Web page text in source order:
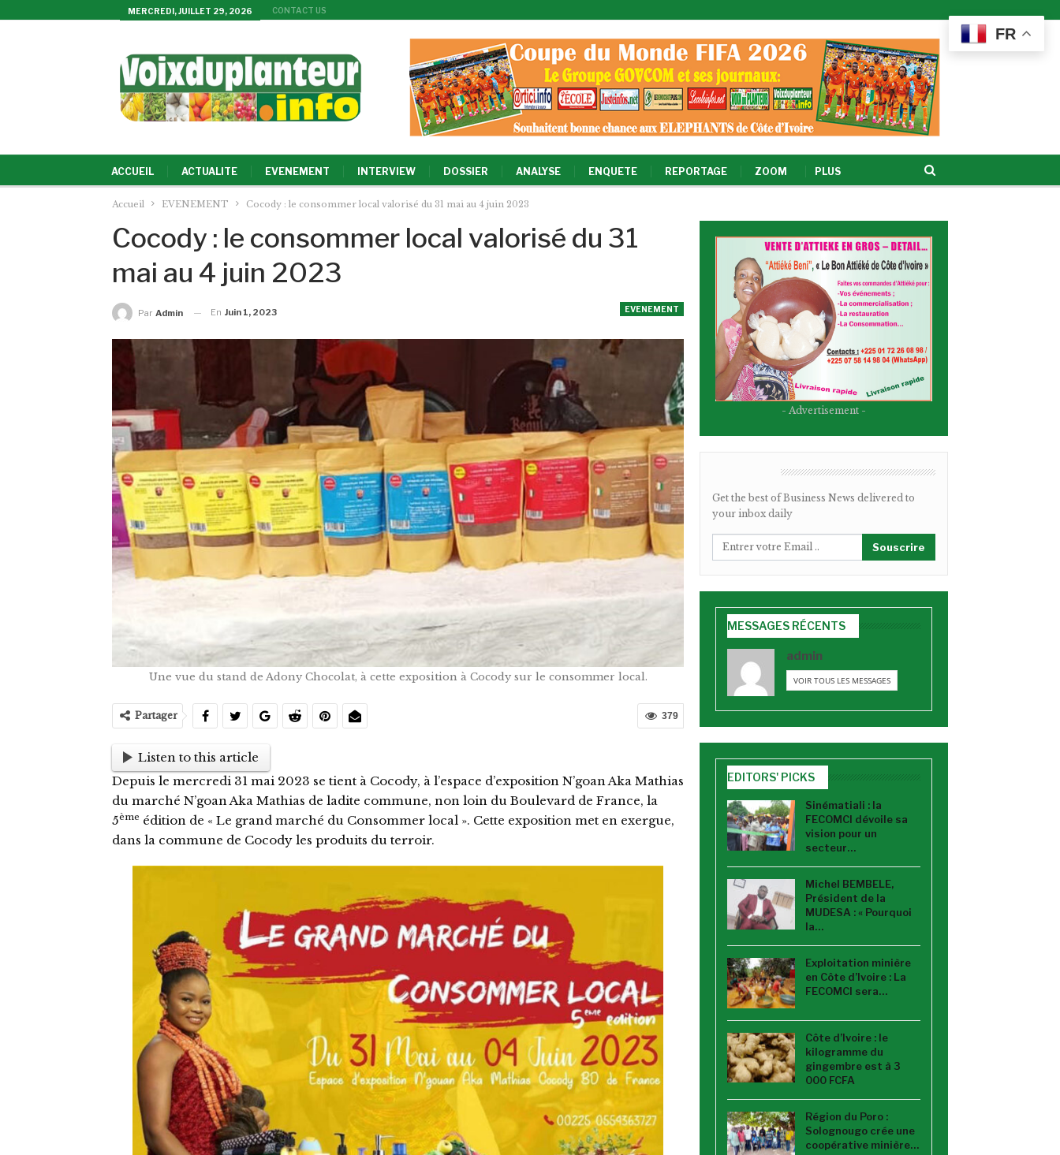
MERCREDI, JUILLET 29, 2026 CONTACT US
ACCUEIL ACTUALITE EVENEMENT INTERVIEW DOSSIER ANALYSE ENQUETE REPORTAGE ZOOM PLUS
Accueil EVENEMENT Cocody : le consommer local valorisé du 31 mai au 4 juin 2023
Cocody : le consommer local valorisé du 31
mai au 4 juin 2023
EVENEMENT
Par Admin En Juin 1, 2023
Une vue du stand de Adony Chocolat, à cette exposition à Cocody sur le consommer local.
379
Partager
Listen to this article
Depuis le mercredi 31 mai 2023 se tient à Cocody, à l’espace d’exposition N’goan Aka Mathias
du marché N’goan Aka Mathias de ladite commune, non loin du Boulevard de France, la
5ème édition de « Le grand marché du Consommer local ». Cette exposition met en exergue,
dans la commune de Cocody les produits du terroir.
- Advertisement -
Get the best of Business News delivered to
your inbox daily
Souscrire
MESSAGES RÉCENTS
admin
VOIR TOUS LES MESSAGES
EDITORS' PICKS
Sinématiali : la
FECOMCI dévoile sa
vision pour un
secteur…
Michel BEMBELE,
Président de la
MUDESA : « Pourquoi
la…
Exploitation minière
en Côte d’Ivoire : La
FECOMCI sera…
Côte d’Ivoire : le
kilogramme du
gingembre est à 3
000 FCFA
Région du Poro :
Solognougo crée une
coopérative minière…
FR